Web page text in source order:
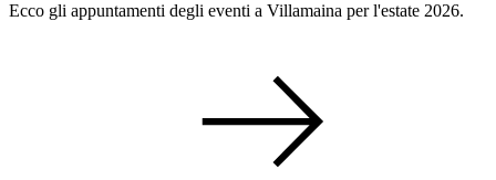
Ecco gli appuntamenti degli eventi a Villamaina per l'estate 2026.